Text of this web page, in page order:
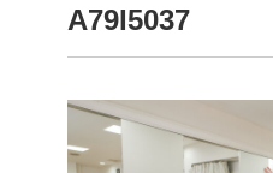
A79I5037